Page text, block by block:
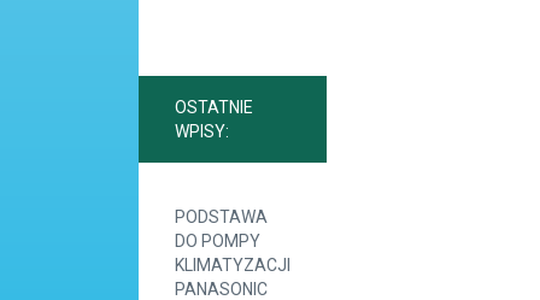
OSTATNIE
WPISY:
PODSTAWA
DO POMPY
KLIMATYZACJI
PANASONIC